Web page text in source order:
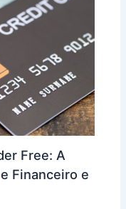
Free: A
Financeiro e